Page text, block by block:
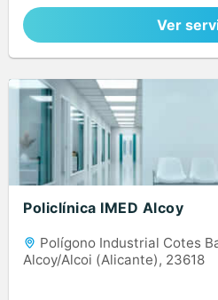
Ver
Policlínica IMED Alcoy
Polígono Industrial Cotes
Alcoy/Alcoi (Alicante), 23618